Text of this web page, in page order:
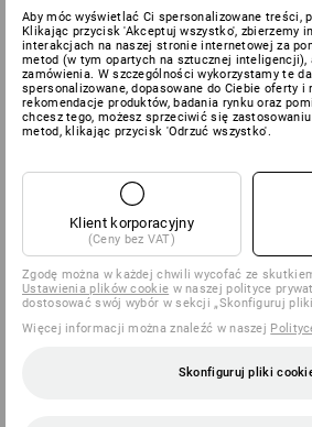
Aby móc wyświetlać Ci spersonalizowane treści,
Klikając przycisk 'Akceptuj wszystko', zbierzemy
interakcjach na naszej stronie internetowej za
metod (w tym opartych na sztucznej inteligencji),
zamówienia. W szczególności wykorzystamy te
spersonalizowane, dopasowane do Ciebie oferty i
rekomendacje produktów, badania rynku oraz
chcesz tego, możesz sprzeciwić się
metod, klikając przycisk 'Odrzuć wszystko'.
Klient korporacyjny
(Ceny bez VAT)
Zgodę można w każdej chwili wycofać ze
Ustawienia plików cookie w naszej polityce
dostosować swój wybór w sekcji „Skonfiguruj pliki
Więcej informacji można znaleźć w naszej
Skonfiguruj pliki